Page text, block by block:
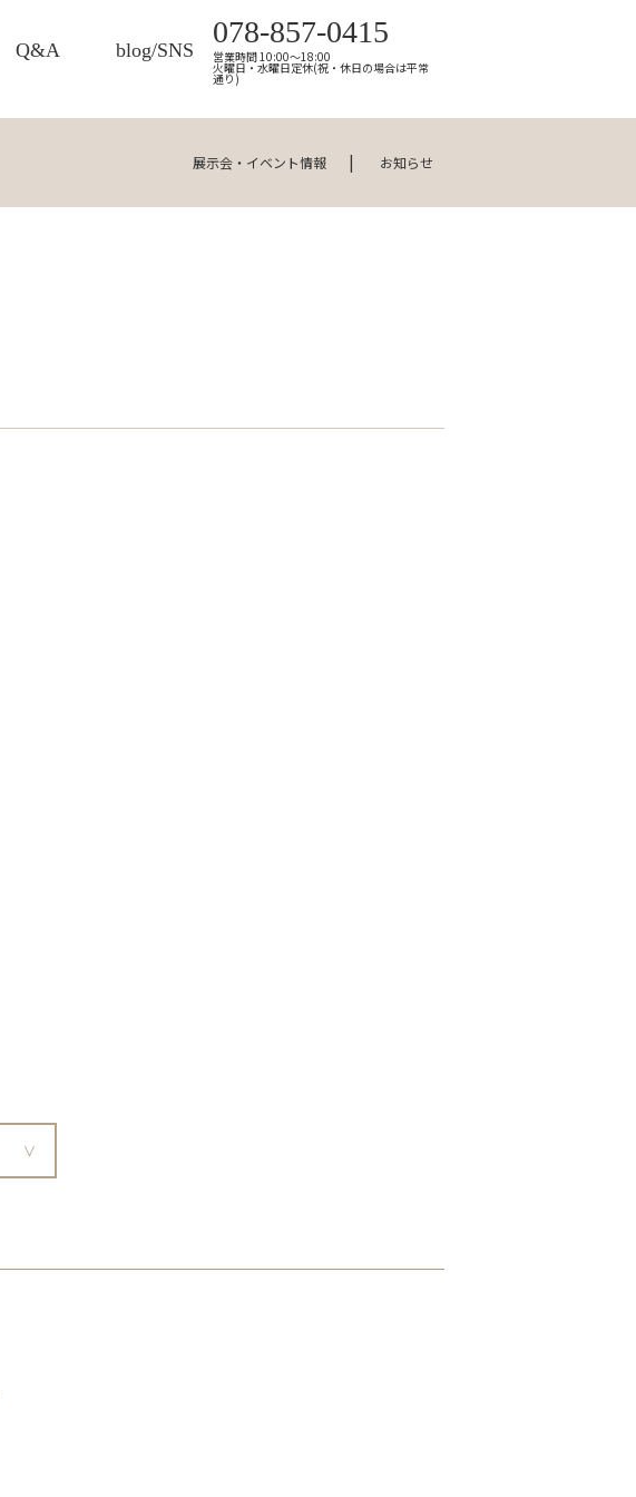
Q&A blog/SNS
078-857-0415
営業時間 10:00～18:00
火曜日・水曜日定休(祝・休日の場合は平常
通り)
展示会・イベント情報 お知らせ